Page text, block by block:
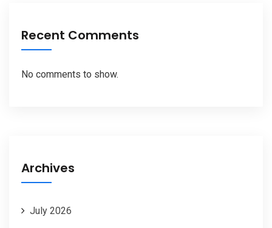
Recent Comments
No comments to show.
Archives
July 2026